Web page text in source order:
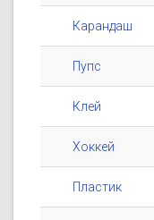
Карандаш
Пупс
Клей
Хоккей
Пластик